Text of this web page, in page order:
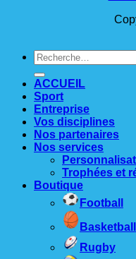
Recherche
pour :
ACCUEIL
Sport
Entreprise
Vos disciplines
Nos partenaires
Nos services
Trophées et
Boutique
Football
Basketball
Rugby